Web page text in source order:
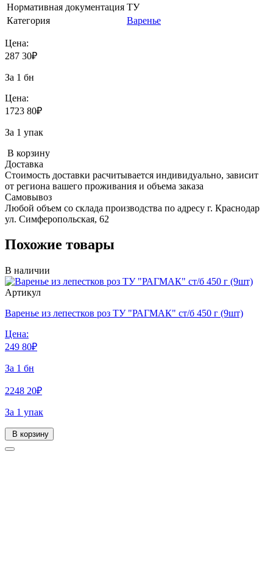
Нормативная документация ТУ
Категория
Варенье
Цена:
287 30₽
За 1 бн
Цена:
1723 80₽
За 1 упак
В корзину
Доставка
Стоимость доставки расчитывается индивидуально, зависит
от региона вашего проживания и объема заказа
Самовывоз
Любой объем со склада производства по адресу г. Краснодар
ул. Симферопольская, 62
Похожие товары
В наличии
Артикул
Варенье из лепестков роз ТУ "РАГМАК" ст/б 450 г (9шт)
Цена:
249 80₽
За 1 бн
2248 20₽
За 1 упак
В корзину